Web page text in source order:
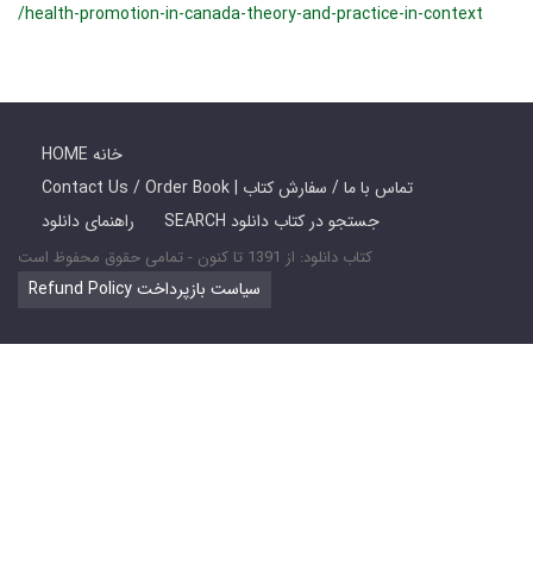
/health-promotion-in-canada-theory-and-practice-in-context
HOME خانه
Contact Us / Order Book | تماس با ما / سفارش کتاب
راهنمای دانلود
SEARCH جستجو در کتاب دانلود
کتاب دانلود: از 1391 تا کنون - تمامی حقوق محفوظ است
Refund Policy سیاست بازپرداخت